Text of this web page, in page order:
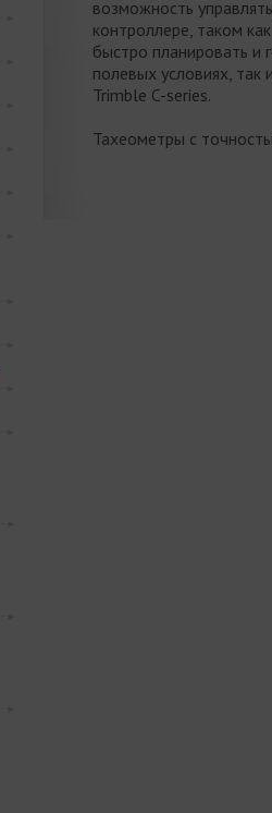
возможность
контроллере, таком
быстро планировать и
полевых условиях,
Trimble C-series.
Тахеометры с